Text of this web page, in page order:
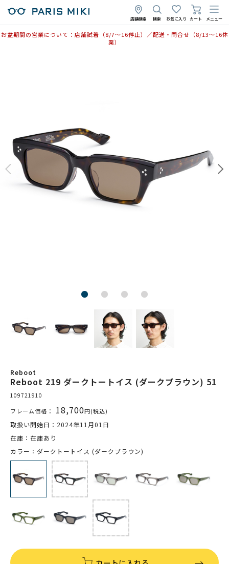
店舗検索 検索 お気に入り カート メニュー
お盆期間の営業について：店舗試着（8/7〜16停止）／配送・問合せ（8/13〜16休
業）
Reboot
Reboot 219 ダークトートイス (ダークブラウン) 51
109721910
フレーム価格： 18,700円(税込)
取扱い開始日：2024年11月01日
在庫：在庫あり
カラー：ダークトートイス (ダークブラウン)